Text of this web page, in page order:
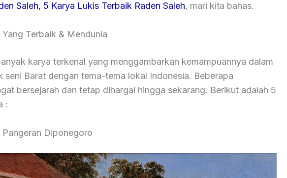
Saleh, 5 Karya Lukis Terbaik Raden Saleh, mari kita bahas.
Terbaik & Mendunia
karya terkenal yang menggambarkan kemampuannya dalam
seni Barat dengan tema-tema lokal Indonesia. Beberapa
bersejarah dan tetap dihargai hingga sekarang. Berikut adalah 5
:
Pangeran Diponegoro